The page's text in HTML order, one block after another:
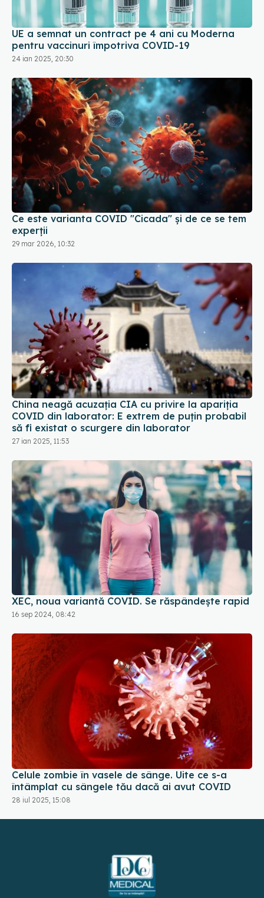
UE a semnat un contract pe 4 ani cu Moderna
pentru vaccinuri împotriva COVID-19
24 ian 2025, 20:30
Ce este varianta COVID "Cicada" și de ce se tem
experții
29 mar 2026, 10:32
China neagă acuzația CIA cu privire la apariția
COVID din laborator: E extrem de puţin probabil
să fi existat o scurgere din laborator
27 ian 2025, 11:53
XEC, noua variantă COVID. Se răspândește rapid
16 sep 2024, 08:42
Celule zombie în vasele de sânge. Uite ce s-a
întâmplat cu sângele tău dacă ai avut COVID
28 iul 2025, 15:08